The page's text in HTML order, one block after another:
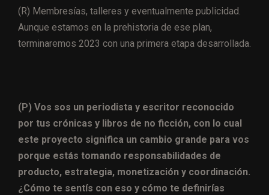
(R) Membresías, talleres y eventualmente publicidad.
Aunque estamos en la prehistoria de ese plan,
terminaremos 2023 con una primera etapa desarrollada.
(P) Vos sos un periodista y escritor reconocido
por tus crónicas y libros de no ficción, con lo cual
este proyecto significa un cambio grande para vos
porque estás tomando responsabilidades de
producto, estrategia, monetización y coordinación.
¿Cómo te sentís con eso y cómo te definirías